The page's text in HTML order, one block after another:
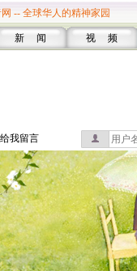
-- 全球华人的精神家园
新 闻 视 频
给我留言